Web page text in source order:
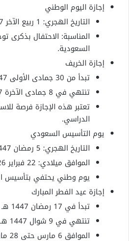
إجازة اليوم الوطني
التاريخ الهجري: 1 ربيع الآخر 1447 هـ
المناسبة: الاحتفال بذكرى
السعودية.
إجازة الخريف
تبدأ من 30 جمادى الأولى 1447 هـ
تنتهي في 8 جمادى الآخرة 1447 هـ
تعتبر هذه الإجازة فرصة
الدراسي.
يوم التأسيس السعودي
التاريخ الهجري: 5 رمضان 1447 هـ
الموافق ميلادي: 22 فبراير 2026 م
يوم وطني يحتفي بتأسيس
إجازة عيد الفطر المبارك
تبدأ في 17 رمضان 1447 هـ
تنتهي في 9 شوال 1447 هـ
الموافق 6 مارس حتى 28 مارس 2026 م.